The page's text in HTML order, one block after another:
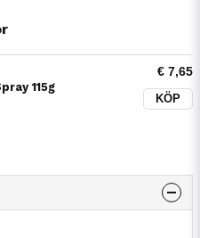
115g
€ 7,65
KÖP